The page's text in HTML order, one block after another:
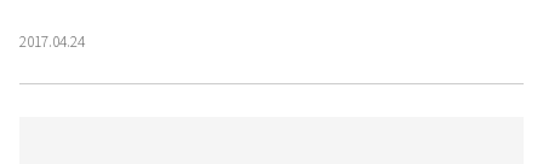
2017.04.24